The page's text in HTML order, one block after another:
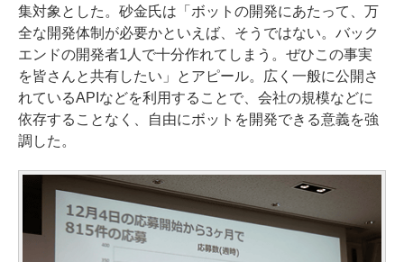
集対象とした。砂金氏は「ボットの開発にあたって、万
全な開発体制が必要かといえば、そうではない。バック
エンドの開発者1人で十分作れてしまう。ぜひこの事実
を皆さんと共有したい」とアピール。広く一般に公開さ
れているAPIなどを利用することで、会社の規模などに
依存することなく、自由にボットを開発できる意義を強
調した。